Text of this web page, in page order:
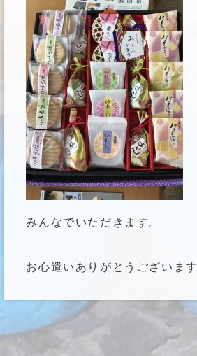
みんなでいただきます。
お心遣いありがとうございます